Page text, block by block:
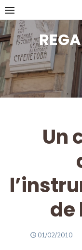
Skip
to
content
Un
de
POSTED
01/02/2010